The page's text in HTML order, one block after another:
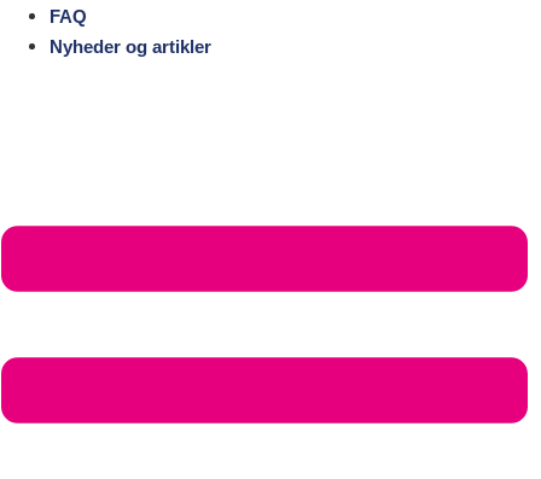
FAQ
Nyheder og artikler